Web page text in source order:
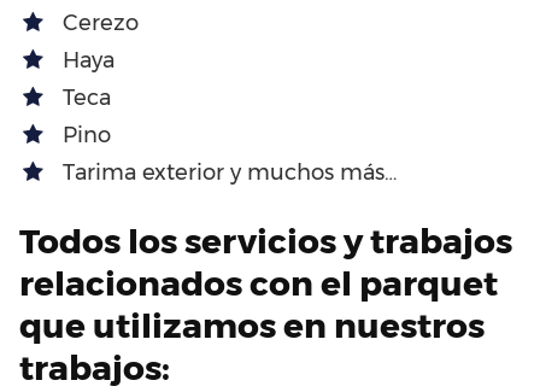
Cerezo
Haya
Teca
Pino
Tarima exterior y muchos más…
Todos los servicios y trabajos
relacionados con el parquet
que utilizamos en nuestros
trabajos: